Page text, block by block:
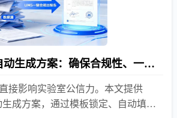
LIMS检测报告自动生成方案：确保合规性、一致性与高效性
接影响实验室公信力。本文提供
成方案，通过模板锁定、自动填